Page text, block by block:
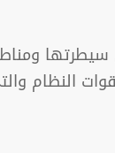
سيطرتها
النظام